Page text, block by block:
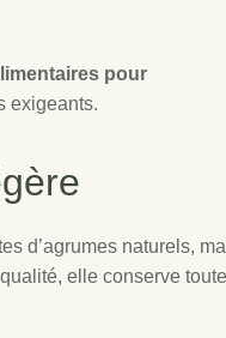
pour
exigeants.
d’agrumes naturels,
elle conserve